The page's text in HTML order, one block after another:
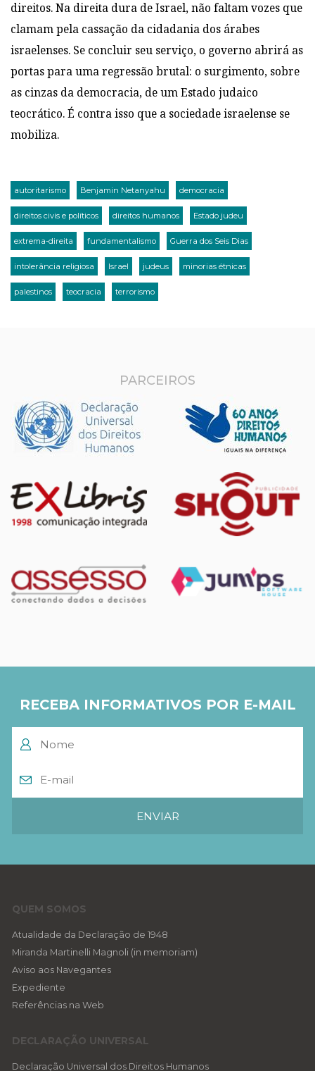
direitos. Na direita dura de Israel, não faltam vozes que
clamam pela cassação da cidadania dos árabes
israelenses. Se concluir seu serviço, o governo abrirá as
portas para uma regressão brutal: o surgimento, sobre
as cinzas da democracia, de um Estado judaico
teocrático. É contra isso que a sociedade israelense se
mobiliza.
autoritarismo Benjamin Netanyahu democracia
direitos civis e políticos direitos humanos Estado judeu
extrema-direita fundamentalismo Guerra dos Seis Dias
intolerância religiosa Israel judeus minorias étnicas
palestinos teocracia terrorismo
PARCEIROS
RECEBA INFORMATIVOS POR E-MAIL
QUEM SOMOS
Atualidade da Declaração de 1948
Miranda Martinelli Magnoli (in memoriam)
Aviso aos Navegantes
Expediente
Referências na Web
DECLARAÇÃO UNIVERSAL
Declaração Universal dos Direitos Humanos